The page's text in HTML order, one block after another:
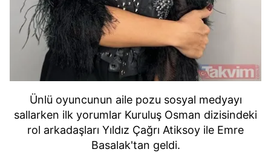
Ünlü oyuncunun aile pozu sosyal medyayı
sallarken ilk yorumlar Kuruluş Osman dizisindeki
rol arkadaşları Yıldız Çağrı Atiksoy ile Emre
Basalak'tan geldi.